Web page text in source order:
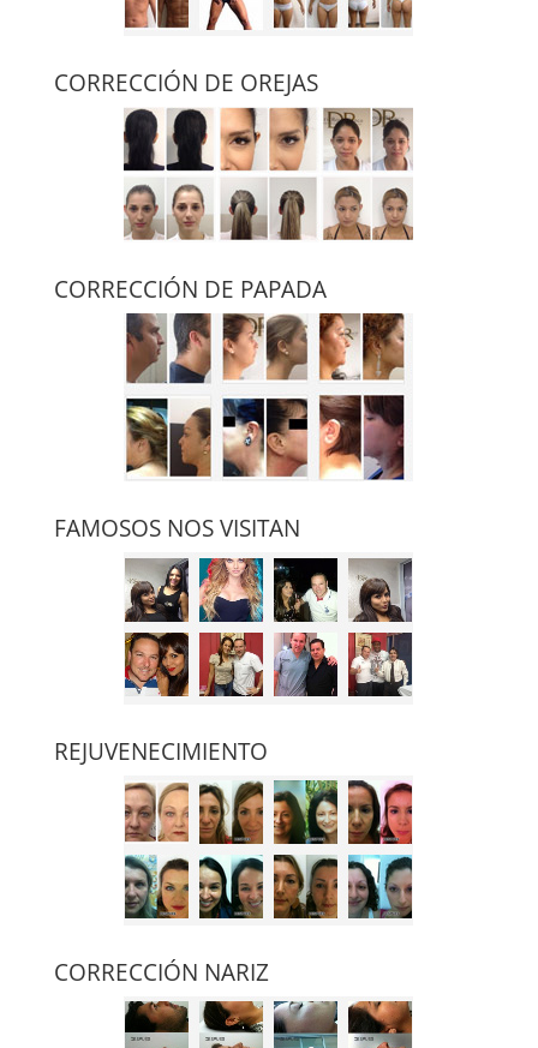
CORRECCIÓN DE OREJAS
CORRECCIÓN DE PAPADA
FAMOSOS NOS VISITAN
REJUVENECIMIENTO
CORRECCIÓN NARIZ